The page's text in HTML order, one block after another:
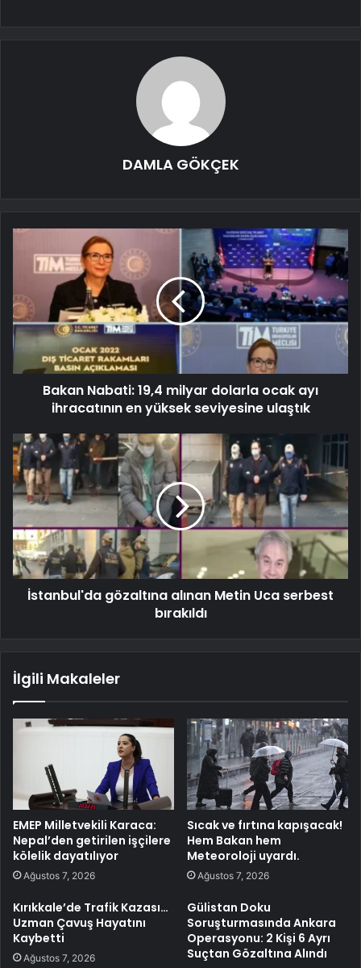
DAMLA GÖKÇEK
Bakan Nabati: 19,4 milyar dolarla ocak ayı
ihracatının en yüksek seviyesine ulaştık
İstanbul'da gözaltına alınan Metin Uca serbest
bırakıldı
İlgili Makaleler
EMEP Milletvekili Karaca:
Nepal’den getirilen işçilere
kölelik dayatılıyor
Ağustos 7, 2026
Sıcak ve fırtına kapışacak!
Hem Bakan hem
Meteoroloji uyardı.
Ağustos 7, 2026
Kırıkkale’de Trafik Kazası…
Uzman Çavuş Hayatını
Kaybetti
Ağustos 7, 2026
Gülistan Doku
Soruşturmasında Ankara
Operasyonu: 2 Kişi 6 Ayrı
Suçtan Gözaltına Alındı